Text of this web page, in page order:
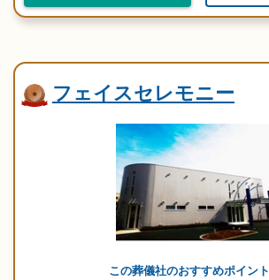
フェイスセレモニー
この葬儀社のおすすめポイント